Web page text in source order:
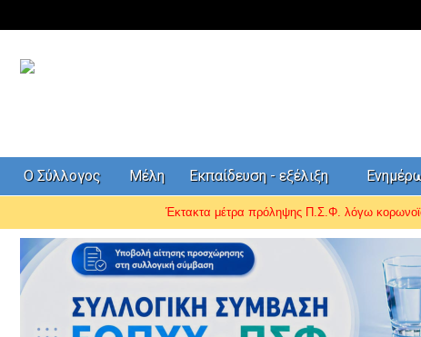
Ο Σύλλογος Μέλη Εκπαίδευση - εξέλιξη
Έκτακτα μέτρα πρόληψης Π.Σ.Φ. λόγω